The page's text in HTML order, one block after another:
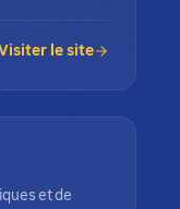
le site
et de